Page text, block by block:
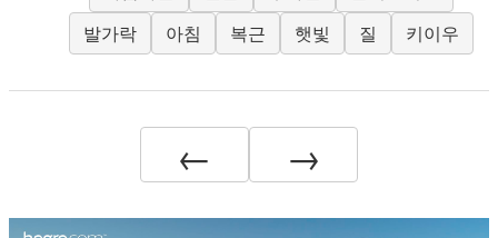
발가락
아침 복근 햇빛 질 키이우
← →